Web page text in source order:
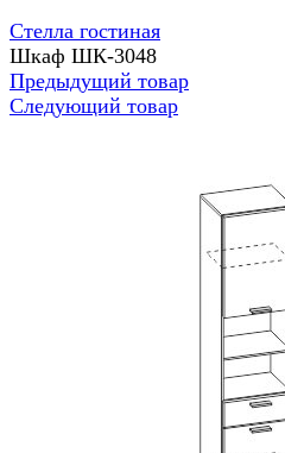
Стелла гостиная
Шкаф ШК-3048
Предыдущий товар
Следующий товар